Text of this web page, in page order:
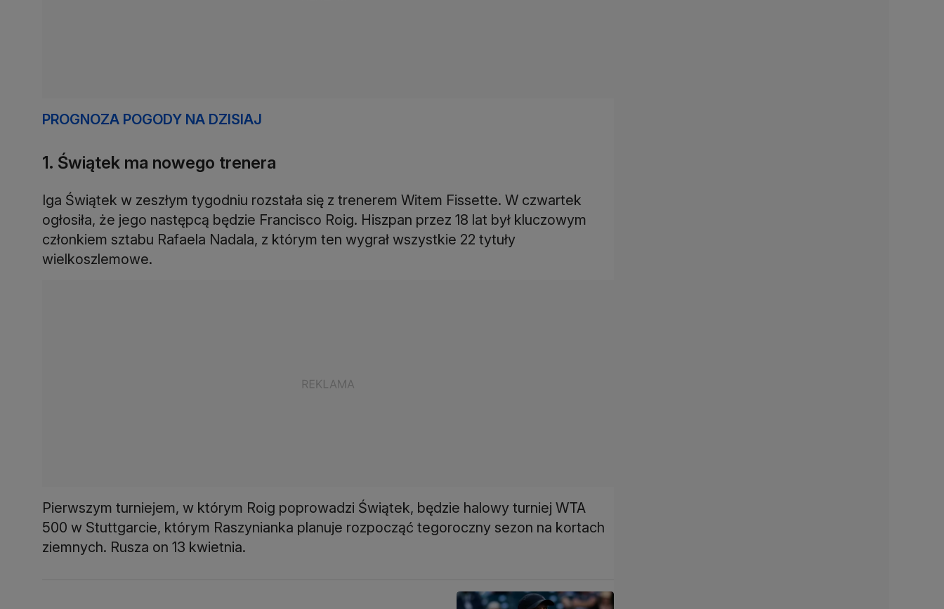
PROGNOZA POGODY NA DZISIAJ
1. Świątek ma nowego trenera
Iga Świątek w zeszłym tygodniu rozstała się z trenerem Witem Fissette. W czwartek
ogłosiła, że jego następcą będzie Francisco Roig. Hiszpan przez 18 lat był kluczowym
członkiem sztabu Rafaela Nadala, z którym ten wygrał wszystkie 22 tytuły
wielkoszlemowe.
Pierwszym turniejem, w którym Roig poprowadzi Świątek, będzie halowy turniej WTA
500 w Stuttgarcie, którym Raszynianka planuje rozpocząć tegoroczny sezon na kortach
ziemnych. Rusza on 13 kwietnia.